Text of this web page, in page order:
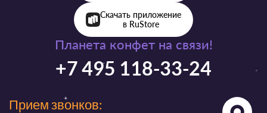
Планета конфет на связи!
+7 495 118-33-24
Прием звонков:
Скачать приложение
в RuStore